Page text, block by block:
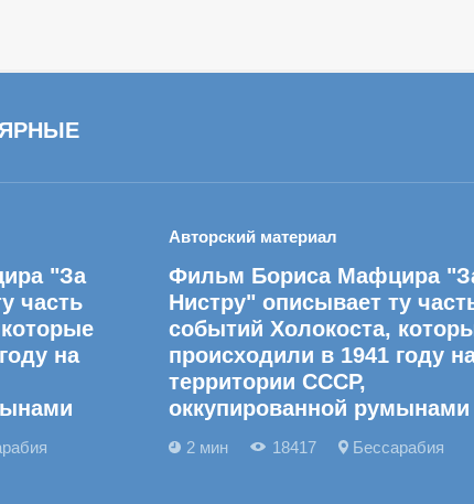
"За
часть
на
Авторский материал
Фильм Бориса Мафцира
Нистру" описывает ту
событий Холокоста,
происходили в 1941 году
территории СССР,
оккупированной румынами
2 мин 18417 Бессарабия